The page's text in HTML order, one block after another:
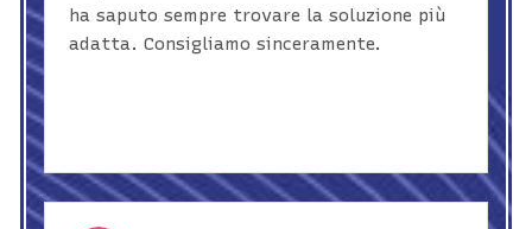
ha saputo sempre trovare la soluzione più
adatta. Consigliamo sinceramente.